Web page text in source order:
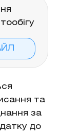
та
за
до